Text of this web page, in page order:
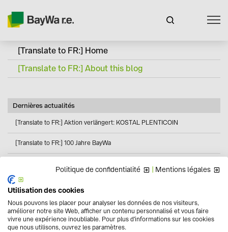
[Translate to FR:] Home
[Translate to FR:] About this blog
Dernières actualités
[Translate to FR:] Aktion verlängert: KOSTAL PLENTICOIN
[Translate to FR:] 100 Jahre BayWa
Politique de confidentialité | Mentions légales
Utilisation des cookies
Nous pouvons les placer pour analyser les données de nos visiteurs,
améliorer notre site Web, afficher un contenu personnalisé et vous faire
vivre une expérience inoubliable. Pour plus d'informations sur les cookies
que nous utilisons, ouvrez les paramètres.